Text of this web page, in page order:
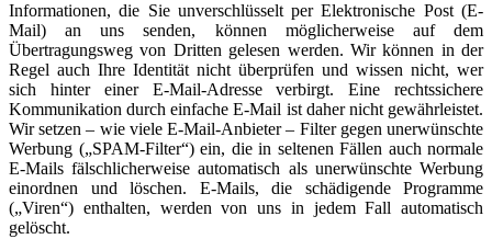
Informationen, die Sie unverschlüsselt per Elektronische Post (E-
Mail) an uns senden, können möglicherweise auf dem
Übertragungsweg von Dritten gelesen werden. Wir können in der
Regel auch Ihre Identität nicht überprüfen und wissen nicht, wer
sich hinter einer E-Mail-Adresse verbirgt. Eine rechtssichere
Kommunikation durch einfache E-Mail ist daher nicht gewährleistet.
Wir setzen – wie viele E-Mail-Anbieter – Filter gegen unerwünschte
Werbung („SPAM-Filter“) ein, die in seltenen Fällen auch normale
E-Mails fälschlicherweise automatisch als unerwünschte Werbung
einordnen und löschen. E-Mails, die schädigende Programme
(„Viren“) enthalten, werden von uns in jedem Fall automatisch
gelöscht.